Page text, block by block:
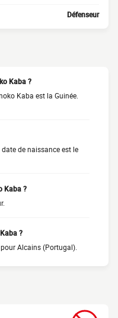
Défenseur
Kaba ?
Kaba est la Guinée.
de naissance est le
Kaba ?
?
Alcains (Portugal).